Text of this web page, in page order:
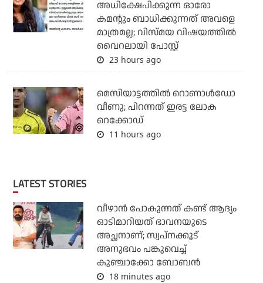
അധിക്ഷേപിക്കുന്ന ഓരോ
കമന്റും ബാധിക്കുന്നത് അവളെ
മാത്രമല്ല; വിസ്മയ വിഷയത്തില്‍
വൈറലായി പോസ്റ്റ്
23 hours ago
മെസിയാട്ടത്തില്‍ റൊണാള്‍ഡോ
വീണു; പിറന്നത് ഇരട്ട ലോക
റെക്കോഡ്
11 hours ago
LATEST STORIES
വീഴാന്‍ പോകുന്നത് കണ്ട് ആദ്യം
ഓടിമാറിയത് ഭാവനയുടെ
അച്ഛനാണ്; സ്വപ്‌നക്കൂട്
അനുഭവം പങ്കുവെച്ച്
കുഞ്ചാക്കോ ബോബന്‍
18 minutes ago